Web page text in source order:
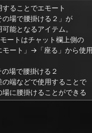
することでエモート
の場で腰掛ける２」が
可能となるアイテム。
ートはチャット欄上側の
モート」→「座る」から使
場で腰掛ける２
の端などで使用することで
場に腰掛けることができる